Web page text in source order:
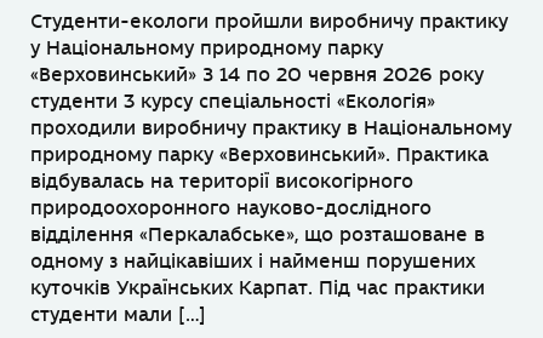
Студенти-екологи пройшли виробничу практику
у Національному природному парку
«Верховинський» З 14 по 20 червня 2026 року
студенти 3 курсу спеціальності «Екологія»
проходили виробничу практику в Національному
природному парку «Верховинський». Практика
відбувалась на території високогірного
природоохоронного науково-дослідного
відділення «Перкалабське», що розташоване в
одному з найцікавіших і найменш порушених
куточків Українських Карпат. Під час практики
студенти мали […]